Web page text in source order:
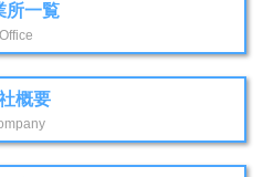
所一覧
Office
概要